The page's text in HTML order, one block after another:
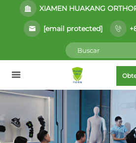
XIAMEN HUAKANG
[email protected]